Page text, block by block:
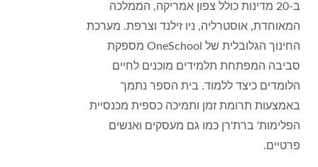
ב-20 מדינות כולל צפון אמריקה, הממלכה
המאוחדת, אוסטרליה, ניו זילנד וצרפת. מערכת
החינוך הגלובלית של OneSchool מספקת
סביבה המפתחת תלמידים מוכנים לחיים
הלומדים כיצד ללמוד. בית הספר נתמך
באמצעות תרומת זמן ותמיכה כספית מכנסיית
הפלימות' ברת'רן כמו גם מעסקים ואנשים
פרטיים.